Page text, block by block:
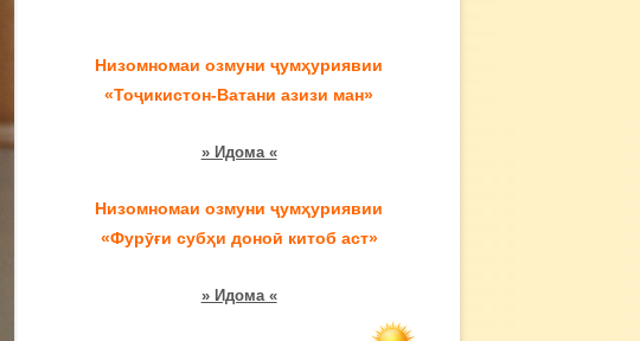
Низомномаи озмуни ҷумҳуриявии
«Тоҷикистон-Ватани азизи ман»
» Идома «
Низомномаи озмуни ҷумҳуриявии
«Фурӯғи субҳи доноӣ китоб аст»
» Идома «